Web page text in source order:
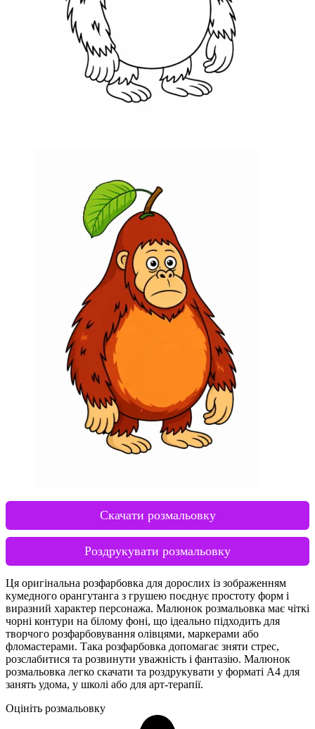
Скачати розмальовку
Роздрукувати розмальовку
Ця оригінальна розфарбовка для дорослих із зображенням
кумедного орангутанга з грушею поєднує простоту форм і
виразний характер персонажа. Малюнок розмальовка має чіткі
чорні контури на білому фоні, що ідеально підходить для
творчого розфарбовування олівцями, маркерами або
фломастерами. Така розфарбовка допомагає зняти стрес,
розслабитися та розвинути уважність і фантазію. Малюнок
розмальовка легко скачати та роздрукувати у форматі А4 для
занять удома, у школі або для арт-терапії.
Оцініть розмальовку